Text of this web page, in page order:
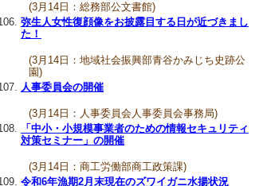
(3月14日：総務部公文書館)
弥生人女性復顔像をお披露目する日が近づきまし
た！
(3月14日：地域社会振興部青谷かみじち史跡公
園)
人事委員会の開催
(3月14日：人事委員会人事委員会事務局)
「中小・小規模事業者のための情報セキュリティ
対策セミナー」の開催
(3月14日：商工労働部商工政策課)
令和6年漁期2月末現在のズワイガニ水揚状況